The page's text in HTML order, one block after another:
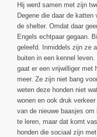
Hij werd samen met zijn
Degene die daar de
de shelter. Omdat daar
Engels echtpaar gegaan.
geleefd. Inmiddels zijn ze
buiten in een kennel
gaat er een vrijwilliger met
meer. Ze zijn niet bang
weten deze honden niet
wonen en ook druk
van de nieuwe baasjes
te leren, maar dat komt
honden die sociaal zijn